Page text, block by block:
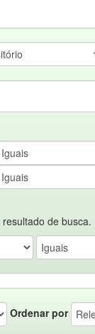
de busca.
Ordenar por